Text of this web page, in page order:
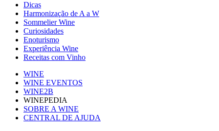
Dicas
Harmonização de A a W
Sommelier Wine
Curiosidades
Enoturismo
Experiência Wine
Receitas com Vinho
WINE
WINE EVENTOS
WINE2B
WINEPEDIA
SOBRE A WINE
CENTRAL DE AJUDA